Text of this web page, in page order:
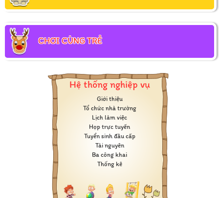
CHƠI CÙNG TRẺ
Hệ thống nghiệp vụ
Giới thiệu
Tổ chức nhà trường
Lịch làm việc
Họp trực tuyến
Tuyển sinh đầu cấp
Tài nguyên
Ba công khai
Thống kê